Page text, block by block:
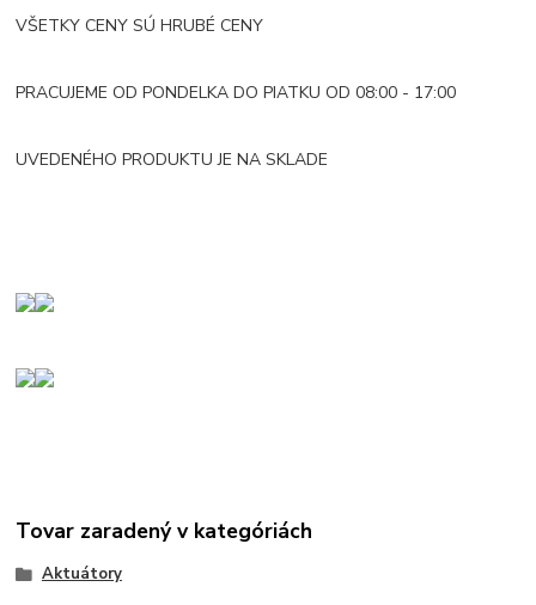
VŠETKY CENY SÚ HRUBÉ CENY
PRACUJEME OD PONDELKA DO PIATKU OD 08:00 - 17:00
UVEDENÉHO PRODUKTU JE NA SKLADE
Tovar zaradený v kategóriách
Aktuátory